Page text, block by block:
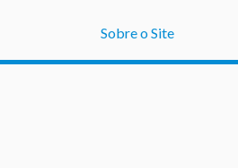
Sobre o Site